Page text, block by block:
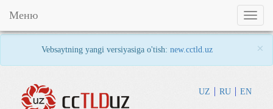
Vebsaytning yangi versiyasiga o'tish: new.cctld.uz ×
UZ RU EN
Toggle
Меню